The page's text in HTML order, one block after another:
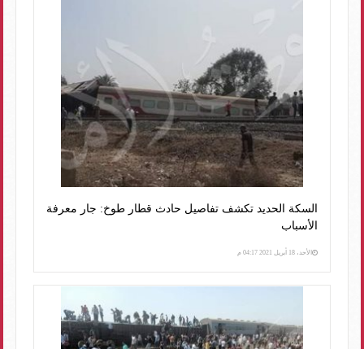
السكة الحديد تكشف تفاصيل حادث قطار طوخ: جار معرفة
الأسباب
الأحد، 18 أبريل 2021 04:17 م